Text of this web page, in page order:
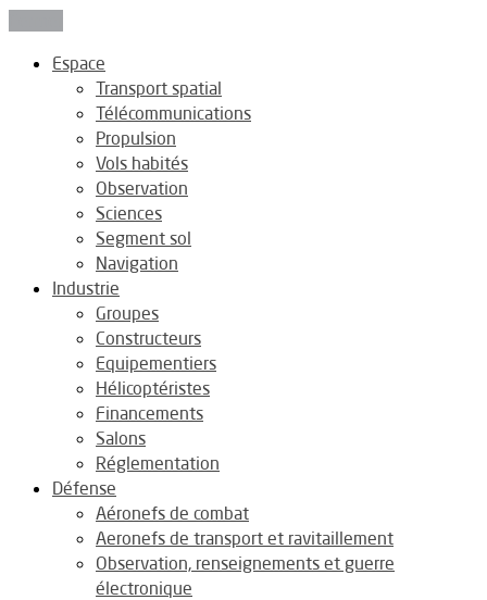
Espace
Transport spatial
Télécommunications
Propulsion
Vols habités
Observation
Sciences
Segment sol
Navigation
Industrie
Groupes
Constructeurs
Equipementiers
Hélicoptéristes
Financements
Salons
Réglementation
Défense
Aéronefs de combat
Aeronefs de transport et ravitaillement
Observation, renseignements et guerre
électronique